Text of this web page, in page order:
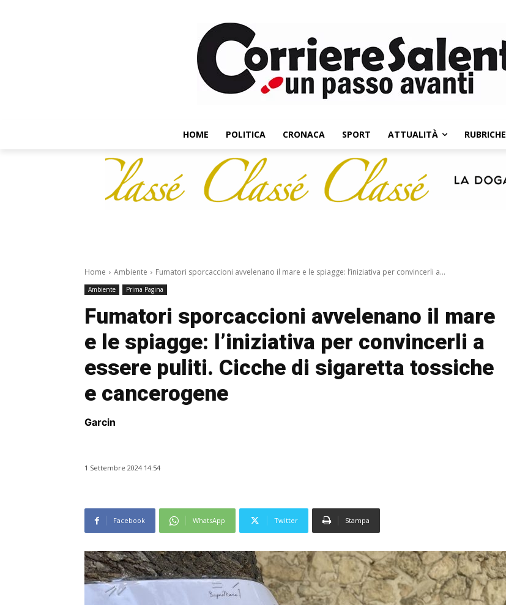
HOME POLITICA CRONACA SPORT ATTUALITÀ RUBRICHE
Home Ambiente Fumatori sporcaccioni avvelenano il mare e le spiagge: l’iniziativa per convincerli a...
Ambiente Prima Pagina
Fumatori sporcaccioni avvelenano il mare
e le spiagge: l’iniziativa per convincerli a
essere puliti. Cicche di sigaretta tossiche
e cancerogene
Garcin
1 Settembre 2024 14:54
Facebook WhatsApp Twitter Stampa